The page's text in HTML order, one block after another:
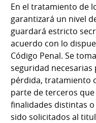
En el tratamiento de
garantizará un nivel
guardará estricto
acuerdo con lo
Código Penal. Se
seguridad
pérdida, tratamiento
parte de terceros
finalidades distintas
sido solicitados al